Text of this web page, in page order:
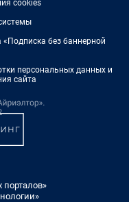
cookies
«Подписка без баннерной
персональных данных и
сайта